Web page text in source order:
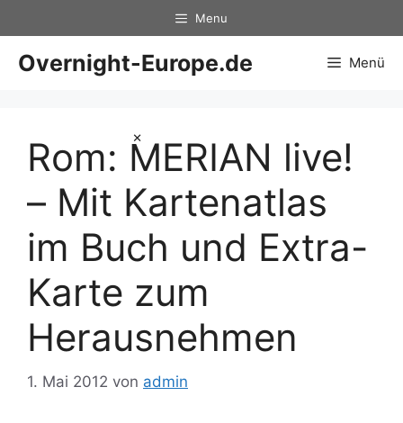
×
Inhalt
springen
Menu
Overnight-Europe.de Menü
Rom: MERIAN live!
– Mit Kartenatlas
im Buch und Extra-
Karte zum
Herausnehmen
1. Mai 2012 von admin